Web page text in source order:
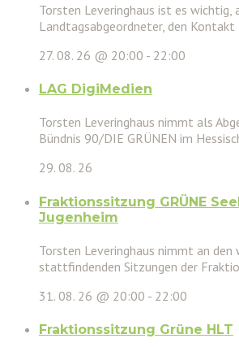
Torsten Leveringhaus ist es wichtig,
Landtagsabgeordneter, den
27. 08. 26 @ 20:00 - 22:00
LAG DigiMedien
Torsten Leveringhaus nimmt als
Bündnis 90/DIE GRÜNEN im
29. 08. 26
Fraktionssitzung GRÜNE
Jugenheim
Torsten Leveringhaus nimmt an den
stattfindenden Sitzungen der
31. 08. 26 @ 20:00 - 22:00
Fraktionssitzung Grüne HLT